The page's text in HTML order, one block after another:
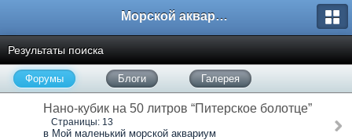
Морской аквариум. Форумы ReefCentral.ru
Результаты поиска
Форумы Блоги Галерея
Нано-кубик на 50 литров “Питерское болотце”
Страницы: 13
в Мой маленький морской аквариум